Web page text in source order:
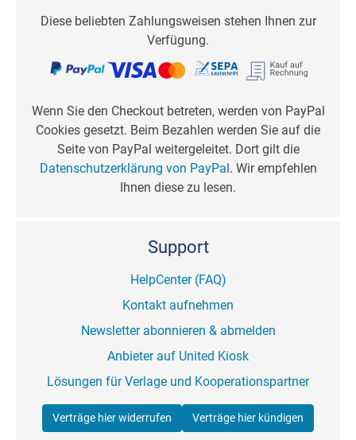
Diese beliebten Zahlungsweisen stehen Ihnen zur
Verfügung.
Wenn Sie den Checkout betreten, werden von PayPal
Cookies gesetzt. Beim Bezahlen werden Sie auf die
Seite von PayPal weitergeleitet. Dort gilt die
Datenschutzerklärung von PayPal . Wir empfehlen
Ihnen diese zu lesen.
Support
HelpCenter (FAQ)
Kontakt aufnehmen
Newsletter abonnieren & abmelden
Anbieter auf United Kiosk
Lösungen für Verlage und Kooperationspartner
Verträge hier widerrufen Verträge hier kündigen